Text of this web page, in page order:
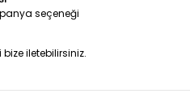
seçeneği
bize iletebilirsiniz.